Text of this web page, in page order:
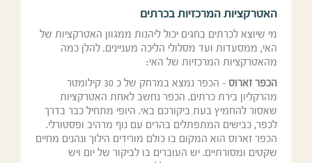
האטרקציות המרכזיות בכרתים
מי שיוצא לכרתים בחגים יכול ליהנות ממגוון האטרקציות של
האי, ממסעדות ועד מסלולי הליכה מעניינים. להלן כמה
מהאטרקציות המרכזיות של האי:
הכפר זארוס
– הכפר נמצא במרחק של כ 30 קילומטר
מהרקליון בירת כרתים. הכפר נחשב לאחת האטרקציות
שאסור להחמיץ בעת ביקורכם באי. היופי מתחיל כבר בדרך
לכפר, כבישים המתפתלים בהרים עם נוף מרהיב ופסטורלי.
הכפר זארוס הוא המקום בו כולם מורידים הילוך ונהנים מחיים
שקטים ומסורתיים. יש העוברים בו לביקור של יום ויש